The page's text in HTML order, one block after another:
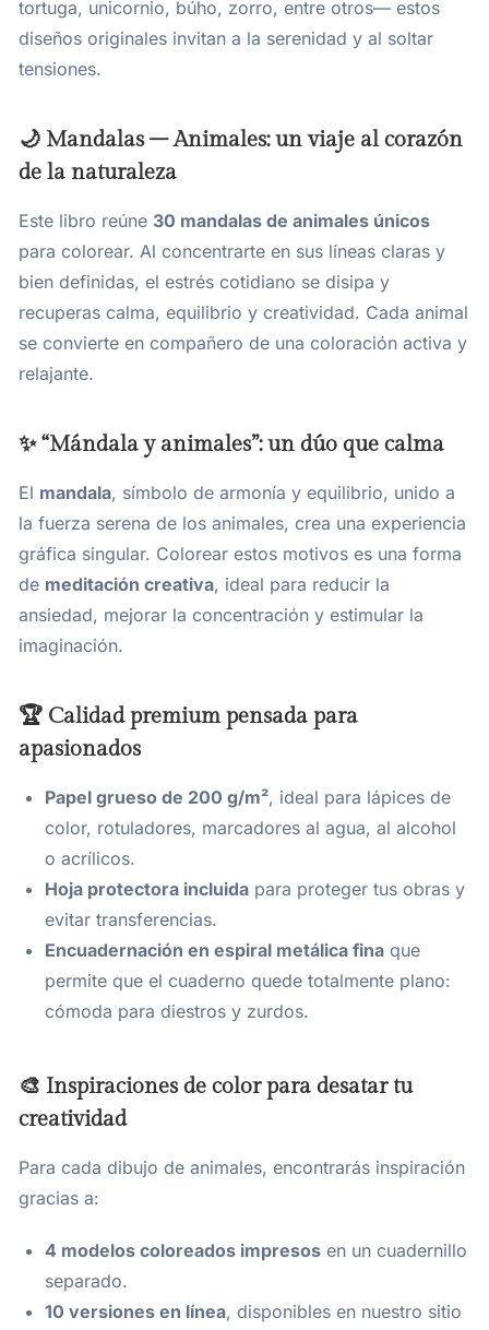
tortuga, unicornio, búho, zorro, entre otros— estos
diseños originales invitan a la serenidad y al soltar
tensiones.
🌙 Mandalas – Animales: un viaje al corazón
de la naturaleza
Este libro reúne 30 mandalas de animales únicos
para colorear. Al concentrarte en sus líneas claras y
bien definidas, el estrés cotidiano se disipa y
recuperas calma, equilibrio y creatividad. Cada animal
se convierte en compañero de una coloración activa y
relajante.
✨ “Mándala y animales”: un dúo que calma
El mandala, símbolo de armonía y equilibrio, unido a
la fuerza serena de los animales, crea una experiencia
gráfica singular. Colorear estos motivos es una forma
de meditación creativa, ideal para reducir la
ansiedad, mejorar la concentración y estimular la
imaginación.
🏆 Calidad premium pensada para
apasionados
Papel grueso de 200 g/m², ideal para lápices de
color, rotuladores, marcadores al agua, al alcohol
o acrílicos.
Hoja protectora incluida para proteger tus obras y
evitar transferencias.
Encuadernación en espiral metálica fina que
permite que el cuaderno quede totalmente plano:
cómoda para diestros y zurdos.
🎨 Inspiraciones de color para desatar tu
creatividad
Para cada dibujo de animales, encontrarás inspiración
gracias a:
4 modelos coloreados impresos en un cuadernillo
separado.
10 versiones en línea, disponibles en nuestro sitio